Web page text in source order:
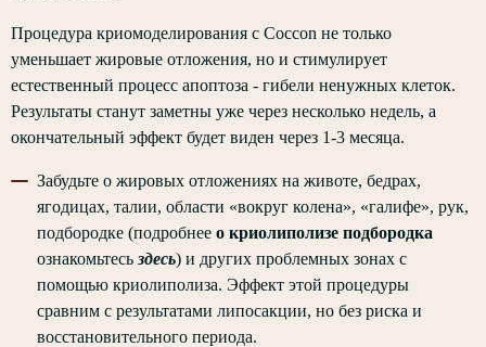
Процедура криомоделирования с Coccon не только
уменьшает жировые отложения, но и стимулирует
естественный процесс апоптоза - гибели ненужных клеток.
Результаты станут заметны уже через несколько недель, а
окончательный эффект будет виден через 1-3 месяца.
Забудьте о жировых отложениях на животе, бедрах,
ягодицах, талии, области «вокруг колена», «галифе», рук,
подбородке (подробнее о криолиполизе подбородка
ознакомьтесь здесь) и других проблемных зонах с
помощью криолиполиза. Эффект этой процедуры
сравним с результатами липосакции, но без риска и
восстановительного периода.